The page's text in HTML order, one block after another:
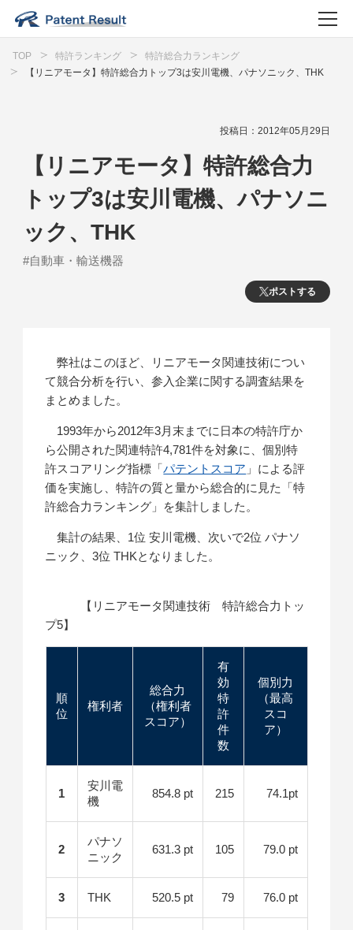
TOP 特許ランキング
特許総合力ランキング
【リニアモータ】特許総合力トップ3は安川電機、パナソニック、THK
投稿日：2012年05月29日
ポストする
【リニアモータ】特許総合力
トップ3は安川電機、パナソニ
ック、THK
#自動車・輸送機器
弊社はこのほど、リニアモータ関連技術につい
て競合分析を行い、参入企業に関する調査結果を
まとめました。
1993年から2012年3月末までに日本の特許庁か
ら公開された関連特許4,781件を対象に、個別特
許スコアリング指標「パテントスコア 」による評
価を実施し、特許の質と量から総合的に見た「特
許総合力ランキング」を集計しました。
集計の結果、1位 安川電機、次いで2位 パナソ
ニック、3位 THKとなりました。
【リニアモータ関連技術 特許総合力トッ
プ5】
順
位
権利者
総合力
（権利者
スコア）
有
効
特
許
件
数
個別力
（最高
スコ
ア）
1
安川電
機
854.8 pt 215 74.1pt
2
パナソ
ニック
631.3 pt 105 79.0 pt
3 THK 520.5 pt 79 76.0 pt